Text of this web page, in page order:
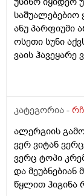
უარესი ხომ
ტანოს კანი
ბაბე იფრო
იგრო
ბინჩენი
საშუალებებიო
ანუ პარფიუმი
ოსეთი სუნი
ვაის ჰავეყარე
ბუბჩენის
კატეგორია -
ალერგიის
ვერ ვიტან
ვერც ტოპი
და
წყლით ჰიგინა